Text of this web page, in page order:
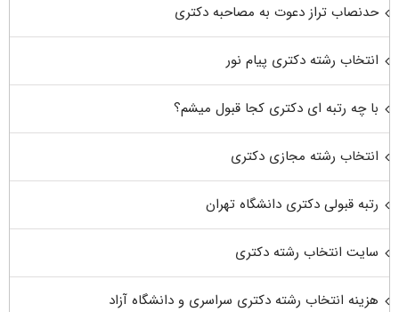
حدنصاب تراز دعوت به مصاحبه دکتری
انتخاب رشته دکتری پیام نور
با چه رتبه ای دکتری کجا قبول میشم؟
انتخاب رشته مجازی دکتری
رتبه قبولی دکتری دانشگاه تهران
سایت انتخاب رشته دکتری
هزینه انتخاب رشته دکتری سراسری و دانشگاه آزاد